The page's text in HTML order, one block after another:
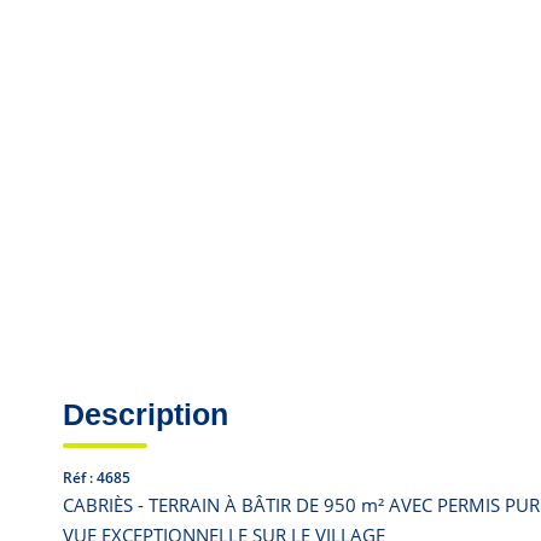
Description
Réf : 4685
CABRIÈS - TERRAIN À BÂTIR DE 950 m² AVEC PERMIS
VUE EXCEPTIONNELLE SUR LE VILLAGE